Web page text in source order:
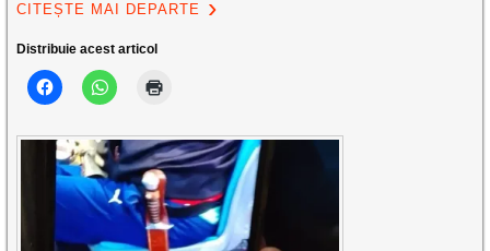
CITEȘTE MAI DEPARTE
Distribuie acest articol